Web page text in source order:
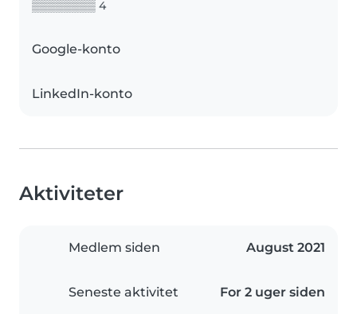
▒▒▒▒▒▒▒▒ 4
Google-konto
LinkedIn-konto
Aktiviteter
Medlem siden August 2021
Seneste aktivitet For 2 uger siden